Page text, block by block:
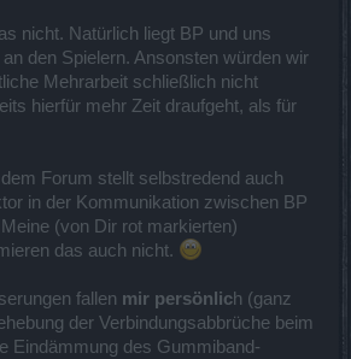
nicht. Natürlich liegt BP und uns
den Spielern. Ansonsten würden wir
Mehrarbeit schließlich nicht
hierfür mehr Zeit draufgeht, als für
Forum stellt selbstredend auch
in der Kommunikation zwischen BP
(von Dir rot markierten)
das auch nicht.
fallen mir persönlich (ganz
der Verbindungsabbrüche beim
Eindämmung des Gummiband-